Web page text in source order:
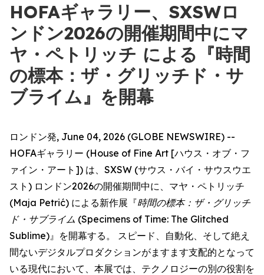
HOFAギャラリー、SXSWロ
ンドン2026の開催期間中にマ
ヤ・ペトリッチ による『時間
の標本：ザ・グリッチド・サ
ブライム』を開幕
ロンドン発, June 04, 2026 (GLOBE NEWSWIRE) --
HOFAギャラリー (House of Fine Art [ハウス・オブ・フ
ァイン・アート]) は、SXSW (サウス・バイ・サウスウエ
スト) ロンドン2026の開催期間中に、マヤ・ペトリッチ
(Maja Petrić) による新作展『時間の標本：ザ・グリッチ
ド・サブライム (Specimens of Time: The Glitched
Sublime)』を開幕する。 スピード、自動化、そして絶え
間ないデジタルプロダクションがますます支配的となって
いる現代において、本展では、テクノロジーの別の役割を